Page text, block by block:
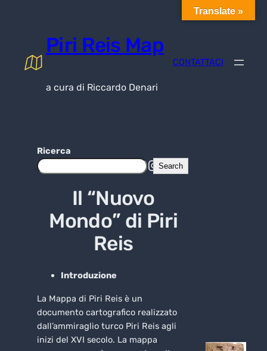
Piri Reis Map
a cura di Riccardo Denari
CONTATTACI
Instagram
Facebook
WhatsApp
Ricerca
Search
Il “Nuovo
Mondo” di Piri
Reis
Introduzione
La Mappa di Piri Reis è un
documento cartografico realizzato
dall’ammiraglio turco Piri Reis agli
inizi del XVI secolo. La mappa
Translate »